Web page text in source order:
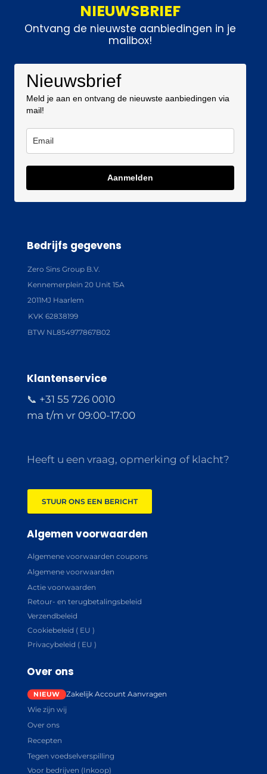
NIEUWSBRIEF
Ontvang de nieuwste aanbiedingen in je
mailbox!
Nieuwsbrief
Meld je aan en ontvang de nieuwste aanbiedingen via
mail!
Aanmelden
Bedrijfs gegevens
Zero Sins Group B.V.
Kennemerplein 20 Unit 15A
2011MJ Haarlem
KVK 62838199
BTW NL854977867B02
Klantenservice
📞 +31 55 726 0010
ma t/m vr 09:00-17:00
Heeft u een vraag, opmerking of klacht?
STUUR ONS EEN BERICHT
Algemen voorwaarden
Algemene voorwaarden coupons
Algemene voorwaarden
Actie voorwaarden
Retour- en terugbetalingsbeleid
Verzendbeleid
Cookiebeleid ( EU )
Privacybeleid ( EU )
Over ons
Zakelijk Account Aanvragen
Wie zijn wij
Over ons
Recepten
Tegen voedselverspilling
Voor bedrijven (Inkoop)